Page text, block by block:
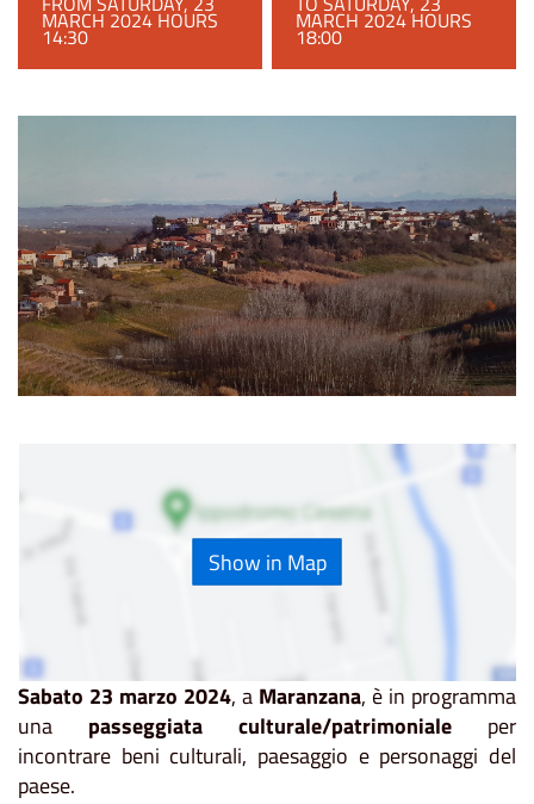
MARCH 2024 HOURS
14:30
MARCH 2024 HOURS
18:00
Show in Map
Sabato 23 marzo 2024, a Maranzana, è in programma
una passeggiata culturale/patrimoniale per
incontrare beni culturali, paesaggio e personaggi del
paese.